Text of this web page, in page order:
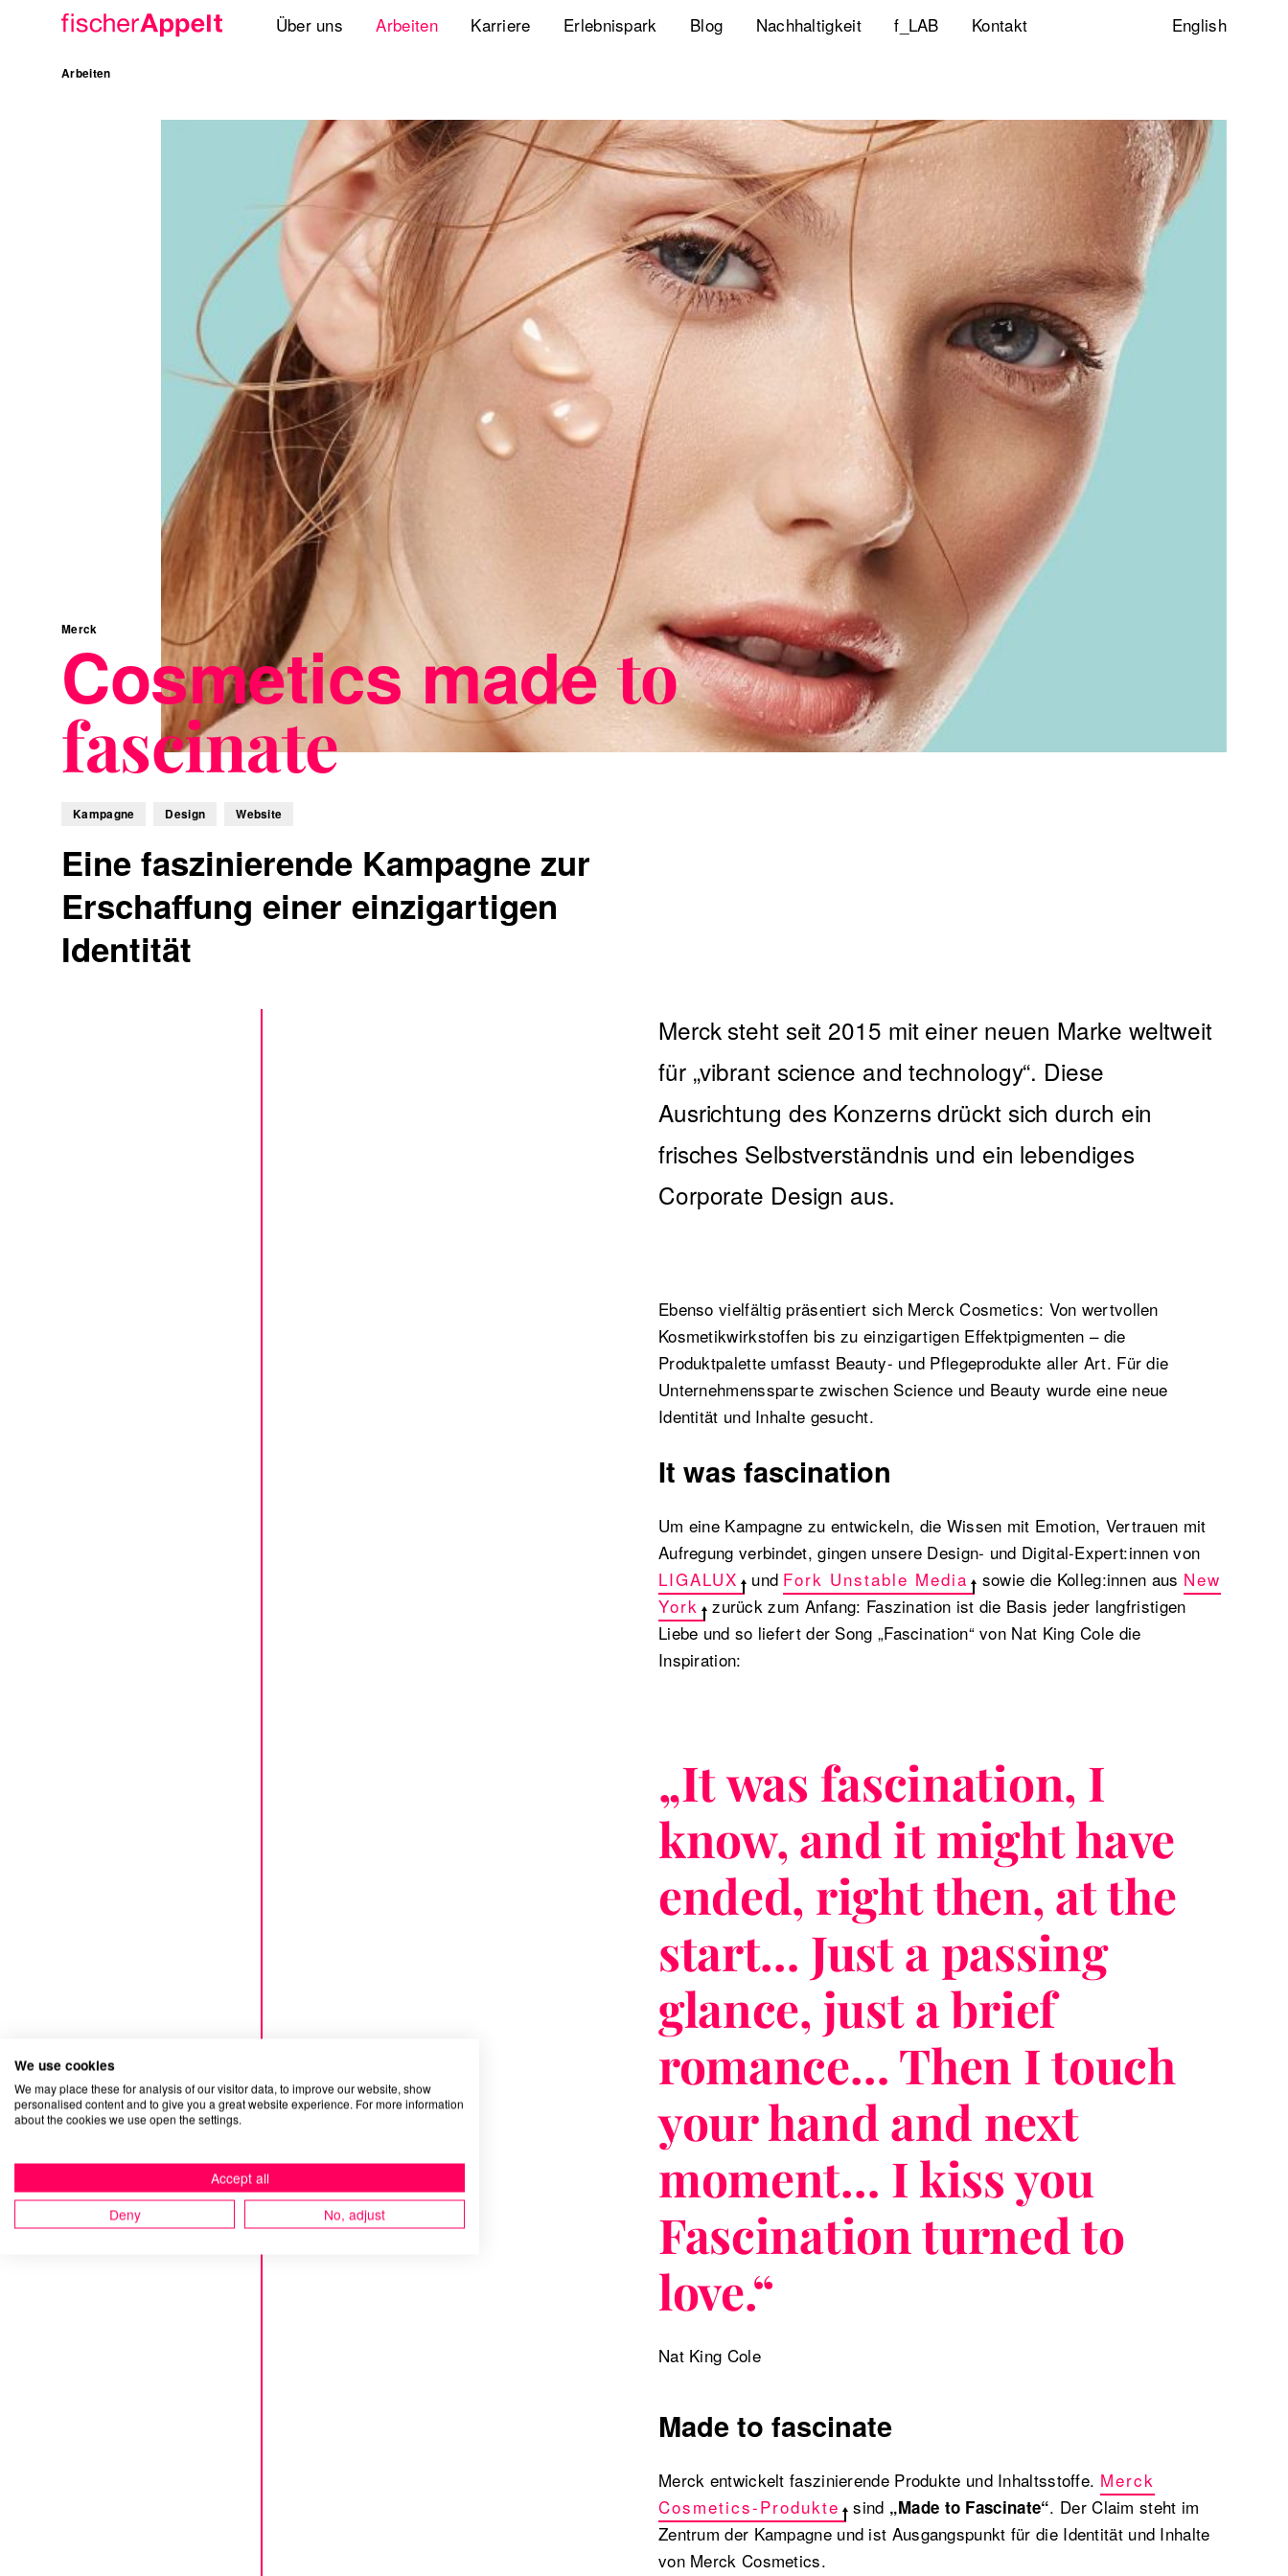
Über uns
Spezialisten
Lösungen
Standorte
International
Arbeiten Karriere
Uns kennenlernen
Erlebnispark
Storyverse Playbook
Meet fischerAppelt
Whitepaper
The German Apartment
Blog Nachhaltigkeit
Diversity, Equity & Inclusion
Future Mobility Lab
Hanseatic Help
f_LAB Kontakt English
Arbeiten
Merck
Cosmetics madeto
fascinate
Kampagne Design Website
Eine faszinierende Kampagne zur
Erschaffung einer einzigartigen
Identität
Merck steht seit 2015 mit einer neuen Marke weltweit
für „vibrant science and technology“. Diese
Ausrichtung des Konzerns drückt sich durch ein
frisches Selbstverständnis und ein lebendiges
Corporate Design aus.
Ebenso vielfältig präsentiert sich Merck Cosmetics: Von wertvollen
Kosmetikwirkstoffen bis zu einzigartigen Effektpigmenten – die
Produktpalette umfasst Beauty- und Pflegeprodukte aller Art. Für die
Unternehmenssparte zwischen Science und Beauty wurde eine neue
Identität und Inhalte gesucht.
It was fascination
Um eine Kampagne zu entwickeln, die Wissen mit Emotion, Vertrauen mit
Aufregung verbindet, gingen unsere Design- und Digital-Expert:innen von
LIGALUX und Fork Unstable Media sowie die Kolleg:innen aus New
York zurück zum Anfang: Faszination ist die Basis jeder langfristigen
Liebe und so liefert der Song „Fascination“ von Nat King Cole die
Inspiration:
„It was fascination, I
know, and it might have
ended, right then, at the
start… Just a passing
glance, just a brief
romance… Then I touch
your hand and next
moment… I kiss you
Fascination turned to
love.“
Nat King Cole
Made to fascinate
Merck entwickelt faszinierende Produkte und Inhaltsstoffe. Merck
Cosmetics-Produkte sind „Made to Fascinate“. Der Claim steht im
Zentrum der Kampagne und ist Ausgangspunkt für die Identität und Inhalte
von Merck Cosmetics.
We use cookies
We may place these for analysis of our visitor data, to improve our website, show
personalised content and to give you a great website experience. For more information
about the cookies we use open the settings.
Accept all
Deny
No, adjust